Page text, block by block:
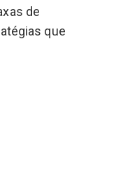
de
que